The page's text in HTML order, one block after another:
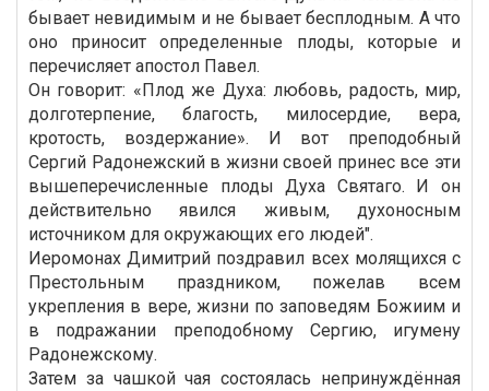
бывает невидимым и не бывает бесплодным. А что
оно приносит определенные плоды, которые и
перечисляет апостол Павел.
Он говорит: «Плод же Духа: любовь, радость, мир,
долготерпение, благость, милосердие, вера,
кротость, воздержание». И вот преподобный
Сергий Радонежский в жизни своей принес все эти
вышеперечисленные плоды Духа Святаго. И он
действительно явился живым, духоносным
источником для окружающих его людей".
Иеромонах Димитрий поздравил всех молящихся с
Престольным праздником, пожелав всем
укрепления в вере, жизни по заповедям Божиим и
в подражании преподобному Сергию, игумену
Радонежскому.
Затем за чашкой чая состоялась непринуждённая